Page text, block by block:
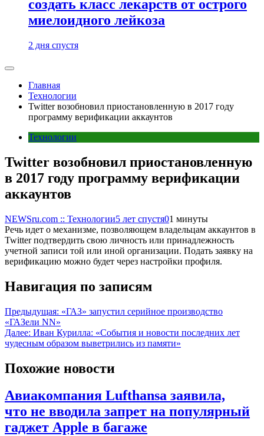
создать класс лекарств от острого
миелоидного лейкоза
2 дня спустя
Главная
Технологии
Twitter возобновил приостановленную в 2017 году
программу верификации аккаунтов
Технологии
Twitter возобновил приостановленную
в 2017 году программу верификации
аккаунтов
NEWSru.com :: Технологии5 лет спустя01 минуты
Речь идет о механизме, позволяющем владельцам аккаунтов в
Twitter подтвердить свою личность или принадлежность
учетной записи той или иной организации. Подать заявку на
верификацию можно будет через настройки профиля.
Навигация по записям
Предыдущая: «ГАЗ» запустил серийное производство
«ГАЗели NN»
Далее: Иван Курилла: «События и новости последних лет
чудесным образом выветрились из памяти»
Похожие новости
Авиакомпания Lufthansa заявила,
что не вводила запрет на популярный
гаджет Apple в багаже